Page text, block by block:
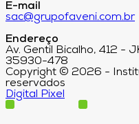
E-mail
sac@grupofaveni.com.br
Endereço
Av. Gentil Bicalho, 412 -
35930-478
Copyright © 2026 -
reservados
Digital Pixel